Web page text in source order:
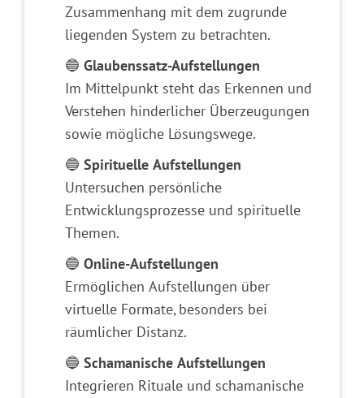
Zusammenhang mit dem zugrunde
liegenden System zu betrachten.
🔵 Glaubenssatz-Aufstellungen
Im Mittelpunkt steht das Erkennen und
Verstehen hinderlicher Überzeugungen
sowie mögliche Lösungswege.
🔵 Spirituelle Aufstellungen
Untersuchen persönliche
Entwicklungsprozesse und spirituelle
Themen.
🔵 Online-Aufstellungen
Ermöglichen Aufstellungen über
virtuelle Formate, besonders bei
räumlicher Distanz.
🔵 Schamanische Aufstellungen
Integrieren Rituale und schamanische